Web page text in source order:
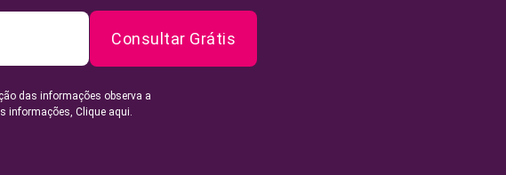
Consultar Grátis
das informações observa a
informações, Clique aqui.